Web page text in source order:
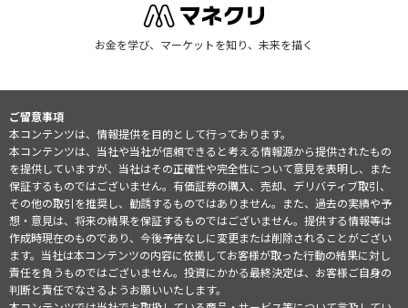
お金を学び、マーケットを知り、未来を描く
ご留意事項
本コンテンツは、情報提供を目的として行っております。
本コンテンツは、当社や当社が信頼できると考える情報源から提供されたもの
を提供していますが、当社はその正確性や完全性について意見を表明し、また
保証するものではございません。有価証券の購入、売却、デリバティブ取引、
その他の取引を推奨し、勧誘するものではありません。また、過去の実績や予
想・意見は、将来の結果を保証するものではございません。提供する情報等は
作成時現在のものであり、今後予告なしに変更または削除されることがござい
ます。当社は本コンテンツの内容に依拠してお客様が取った行動の結果に対し
責任を負うものではございません。投資にかかる最終決定は、お客様ご自身の
判断と責任でなさるようお願いいたします。